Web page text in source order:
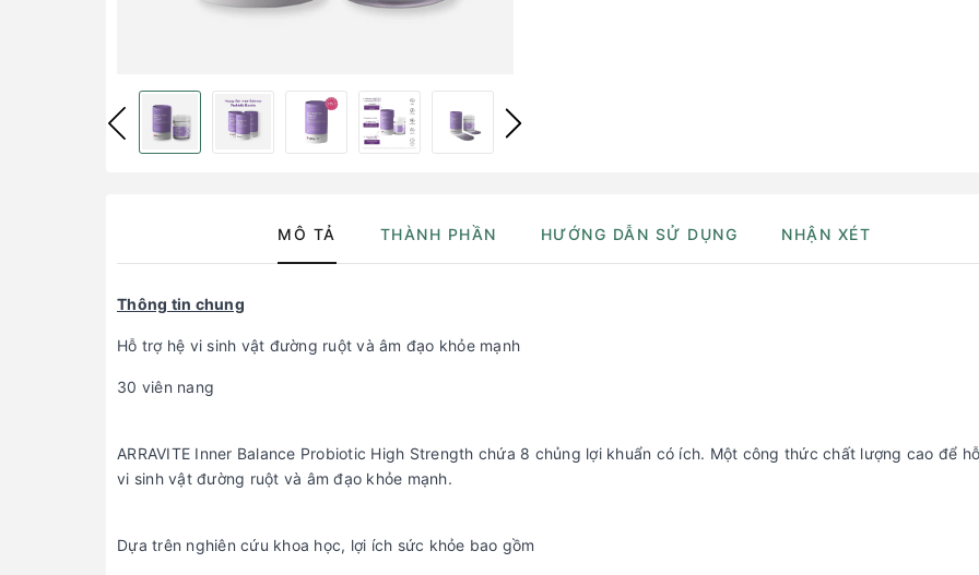
MÔ TẢ THÀNH PHẦN HƯỚNG DẪN SỬ DỤNG NHẬN XÉT
Thông tin chung
Hỗ trợ hệ vi sinh vật đường ruột và âm đạo khỏe mạnh
30 viên nang
ARRAVITE Inner Balance Probiotic High Strength chứa 8 chủng lợi khuẩn có ích. Một công thức chất lượng cao để
vi sinh vật đường ruột và âm đạo khỏe mạnh.
Dựa trên nghiên cứu khoa học, lợi ích sức khỏe bao gồm